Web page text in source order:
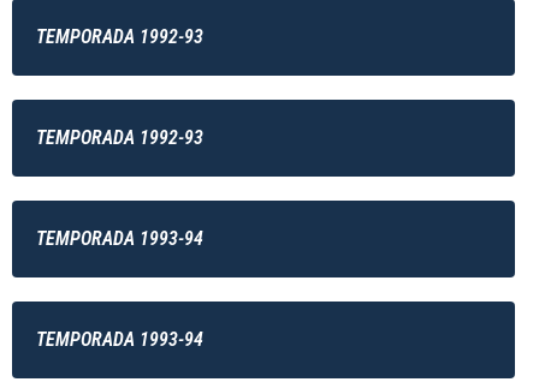
TEMPORADA 1992-93
TEMPORADA 1992-93
TEMPORADA 1993-94
TEMPORADA 1993-94